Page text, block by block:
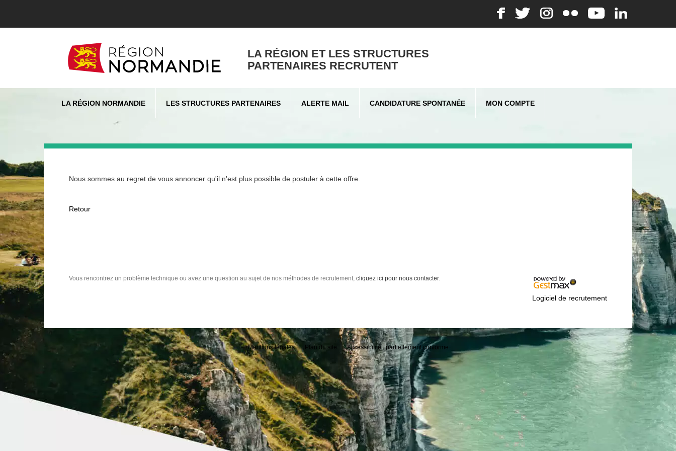
LA RÉGION ET LES STRUCTURES
PARTENAIRES RECRUTENT
LA RÉGION NORMANDIE LES STRUCTURES PARTENAIRES ALERTE MAIL CANDIDATURE SPONTANÉE MON COMPTE
Nous sommes au regret de vous annoncer qu'il n'est plus possible de postuler à cette offre.
Retour
Vous rencontrez un problème technique ou avez une question au sujet de nos méthodes de recrutement, cliquez ici pour nous contacter.
Logiciel de recrutement
Mentions légales Plan du site Accessibilité : partiellement conforme